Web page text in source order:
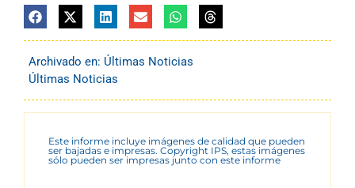
Archivado en: Últimas Noticias
Últimas Noticias
Este informe incluye imágenes de calidad que pueden
ser bajadas e impresas. Copyright IPS, estas imágenes
sólo pueden ser impresas junto con este informe